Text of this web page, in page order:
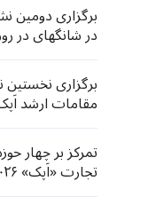
برگزاری دومین
در شانگهای در روزهای
مقامات ارشد
تمرکز بر چهار
تجارت «اَپک» ۲۰۲۶ افتتاح شد